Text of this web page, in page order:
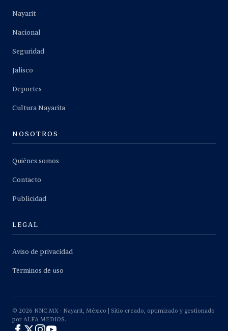
Nayarit
Nacional
Seguridad
Jalisco
Deportes
Cultura Nayarita
NOSOTROS
Quiénes somos
Contacto
Publicidad
LEGAL
Aviso de privacidad
Términos de uso
© 2026 NNC.MX · Nayarit, México | Sitio creado, optimizado y gestionado
por ALFA MEDIOS.